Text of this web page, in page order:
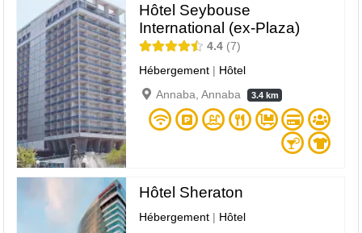
Hôtel Seybouse
International (ex-Plaza)
4.4 7
Hébergement | Hôtel
Annaba, Annaba
3.4 km
Hôtel Sheraton
Hébergement | Hôtel